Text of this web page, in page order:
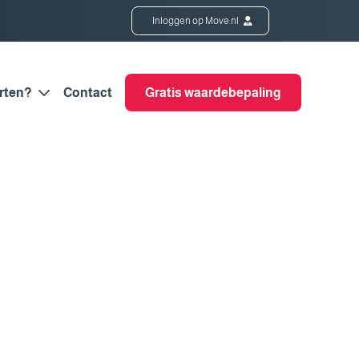
Inloggen op Move.nl
Contact Gratis waardebepaling